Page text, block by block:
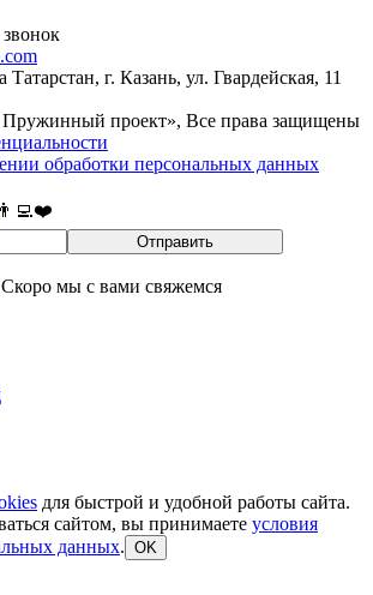
г. Казань, ул. Гвардейская, 11
проект», Все права защищены
обработки персональных данных
👨‍💻❤️
Отправить
Скоро мы с вами свяжемся
для быстрой и удобной работы сайта.
сайтом, вы принимаете условия
данных. OK